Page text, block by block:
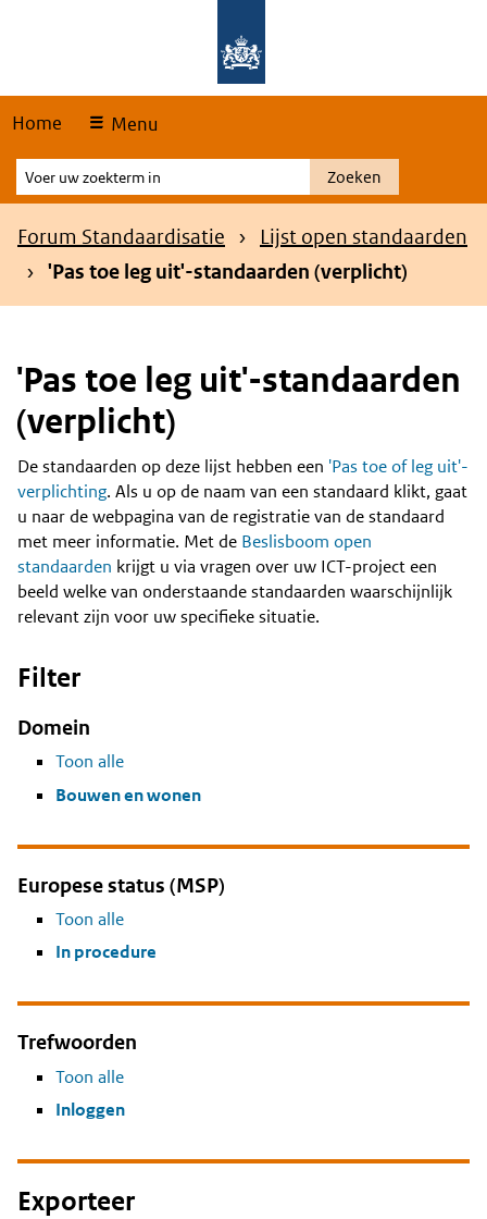
Home Menu
Voer
uw
zoekterm
Zoeken
Kruimelpad
Forum Standaardisatie
Lijst open standaarden
'Pas toe leg uit'-standaarden (verplicht)
'Pas toe leg uit'-standaarden
(verplicht)
Content
De standaarden op deze lijst hebben een 'Pas toe of leg uit'-
verplichting. Als u op de naam van een standaard klikt, gaat
u naar de webpagina van de registratie van de standaard
met meer informatie. Met de Beslisboom open
standaarden krijgt u via vragen over uw ICT-project een
beeld welke van onderstaande standaarden waarschijnlijk
relevant zijn voor uw specifieke situatie.
Filter
Domein
Toon alle
Bouwen en wonen
Europese status (MSP)
Toon alle
In procedure
Trefwoorden
Toon alle
Inloggen
Exporteer